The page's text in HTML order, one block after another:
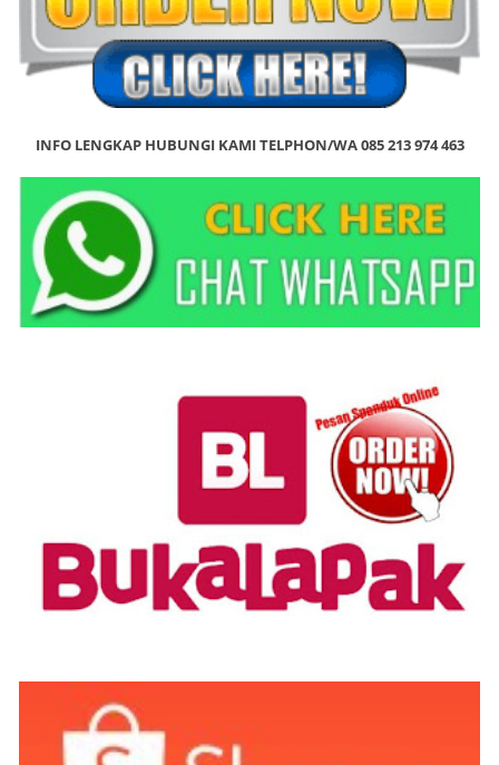
INFO LENGKAP HUBUNGI KAMI TELPHON/WA 085 213 974 463